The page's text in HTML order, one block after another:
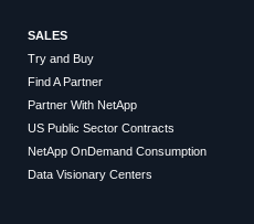
SALES
Try and Buy
Find A Partner
Partner With NetApp
US Public Sector Contracts
NetApp OnDemand Consumption
Data Visionary Centers